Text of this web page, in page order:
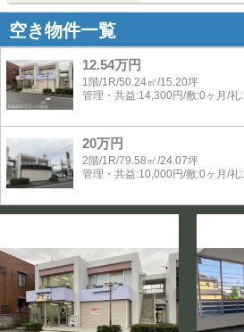
空き物件一覧
12.54万円
1階/1R/50.24㎡/15.20坪
管理・共益:14,300円/敷:0ヶ月/礼
20万円
2階/1R/79.58㎡/24.07坪
管理・共益:10,000円/敷:0ヶ月/礼